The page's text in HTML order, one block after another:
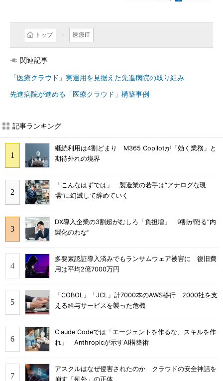
トップ 医療IT
関連記事
「医療クラウド」実運用を見据えた先進病院の取り組み
先進病院が進める「医療クラウド」構築事例
記事ランキング
継続利用は4割どまり M365 Copilotが「効く業務」と
期待外れの境界
「こんなはずでは」 製造業の若手は“アナログな現
場”に幻滅して辞めていく
DX導入企業の3割超がむしろ「負担増」 9割が陥る“内
製化のわな”
多要素認証導入済みでもランサムウェア被害に 復旧費
用は平均2億7000万円
「COBOL」「JCL」計7000本のAWS移行 2000社を支
える給与サービスを襲った危機
Claude Codeでは「エージェントを作るな、スキルを作
れ」 Anthropicが示すAI構築術
アスクルはなぜ侵害されたのか クラウドの安全神話を
崩す「例外」の正体